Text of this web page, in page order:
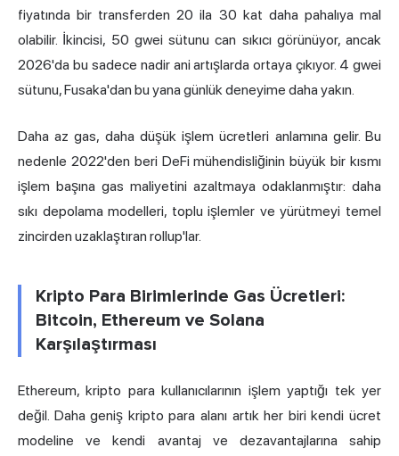
fiyatında bir transferden 20 ila 30 kat daha pahalıya mal
olabilir. İkincisi, 50 gwei sütunu can sıkıcı görünüyor, ancak
2026'da bu sadece nadir ani artışlarda ortaya çıkıyor. 4 gwei
sütunu, Fusaka'dan bu yana günlük deneyime daha yakın.
Daha az gas, daha düşük işlem ücretleri anlamına gelir. Bu
nedenle 2022'den beri DeFi mühendisliğinin büyük bir kısmı
işlem başına gas maliyetini azaltmaya odaklanmıştır: daha
sıkı depolama modelleri, toplu işlemler ve yürütmeyi temel
zincirden uzaklaştıran rollup'lar.
Kripto Para Birimlerinde Gas Ücretleri:
Bitcoin, Ethereum ve Solana
Karşılaştırması
Ethereum, kripto para kullanıcılarının işlem yaptığı tek yer
değil. Daha geniş kripto para alanı artık her biri kendi ücret
modeline ve kendi avantaj ve dezavantajlarına sahip